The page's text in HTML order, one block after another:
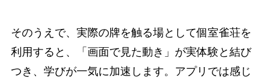
そのうえで、実際の牌を触る場として個室雀荘を
利用すると、「画面で見た動き」が実体験と結び
つき、学びが一気に加速します。アプリでは感じ